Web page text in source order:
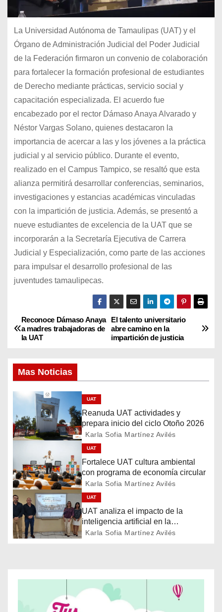
La Universidad Autónoma de Tamaulipas (UAT) y el
Órgano de Administración Judicial del Poder Judicial
de la Federación firmaron un convenio de colaboración
para fortalecer la formación profesional de estudiantes
de Derecho mediante prácticas, servicio social y
capacitación especializada. El acuerdo fue
encabezado por el rector Dámaso Anaya Alvarado y
Néstor Vargas Solano, quienes destacaron la
importancia de acercar a las y los jóvenes a la práctica
judicial y al servicio público. Durante el evento,
realizado en el Campus Tampico, se resaltó que esta
alianza permitirá desarrollar conferencias, seminarios,
investigaciones y estancias académicas vinculadas
con la impartición de justicia. Además, se presentó a
nueve estudiantes de excelencia de la UAT que se
incorporarán a la Secretaría Ejecutiva de Carrera
Judicial y Especialización, como parte de las acciones
para impulsar el desarrollo profesional de las
juventudes tamaulipecas.
N
a
v
e
a
i
ó
n
d
e
El talento universitario
abre camino en la
impartición de justicia
Reconoce Dámaso Anaya
a madres trabajadoras de
la UAT
Mas Noticias
UAT
Reanuda UAT actividades y
prepara inicio del ciclo Otoño 2026
Karla Sofia Martínez Avilés
UAT
Fortalece UAT cultura ambiental
con programa de economía circular
Karla Sofia Martínez Avilés
UAT
UAT analiza el impacto de la
inteligencia artificial en la
educación
Karla Sofia Martínez Avilés